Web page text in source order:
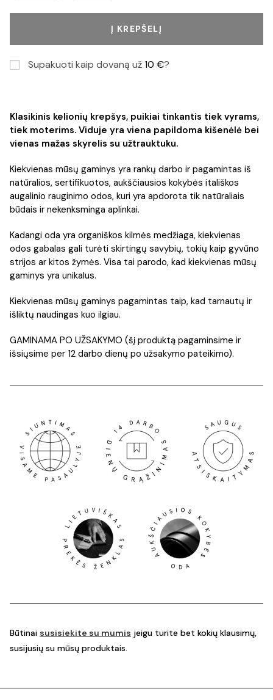
Į KREPŠELĮ
Supakuoti kaip dovaną už10 €?
Klasikinis kelionių krepšys, puikiai tinkantis tiek vyrams,
tiek moterims. Viduje yra viena papildoma kišenėlė bei
vienas mažas skyrelis su užtrauktuku.
Kiekvienas mūsų gaminys yra rankų darbo ir pagamintas iš
natūralios, sertifikuotos, aukščiausios kokybės itališkos
augalinio rauginimo odos, kuri yra apdorota tik natūraliais
būdais ir nekenksminga aplinkai.
Kadangi oda yra organiškos kilmės medžiaga, kiekvienas
odos gabalas gali turėti skirtingų savybių, tokių kaip gyvūno
strijos ar kitos žymės. Visa tai parodo, kad kiekvienas mūsų
gaminys yra unikalus.
Kiekvienas mūsų gaminys pagamintas taip, kad tarnautų ir
išliktų naudingas kuo ilgiau.
GAMINAMA PO UŽSAKYMO (šį produktą pagaminsime ir
išsiųsime per 12 darbo dienų po užsakymo pateikimo).
Būtinai susisiekite su mumis jeigu turite bet kokių klausimų,
susijusių su mūsų produktais.